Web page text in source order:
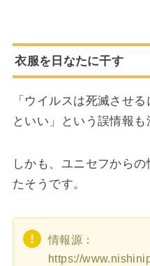
衣服を日なたに干す
「ウイルスは死滅させ
といい」という誤情報も
しかも、ユニセフから
たそうです。
情報源：
https://